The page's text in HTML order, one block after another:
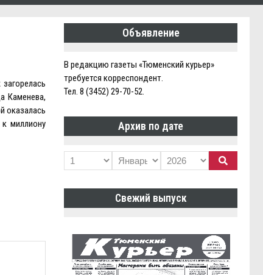
Каменева,
оказалась
миллиону
Объявление
В редакцию газеты «Тюменский курьер»
требуется корреспондент.
Тел. 8 (3452) 29-70-52.
Архив по дате
Свежий выпуск